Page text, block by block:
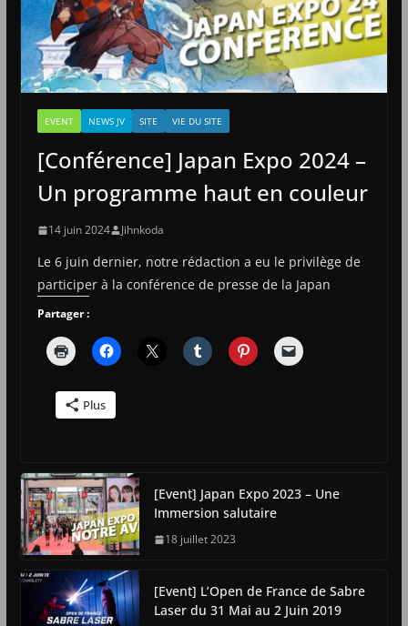
EVENT NEWS JV SITE VIE DU SITE
[Conférence] Japan Expo 2024 –
Un programme haut en couleur
14 juin 2024 Jihnkoda
Le 6 juin dernier, notre rédaction a eu le privilège de
participer à la conférence de presse de la Japan
Partager :
Plus
[Event] Japan Expo 2023 – Une
Immersion salutaire
18 juillet 2023
[Event] L’Open de France de Sabre
Laser du 31 Mai au 2 Juin 2019